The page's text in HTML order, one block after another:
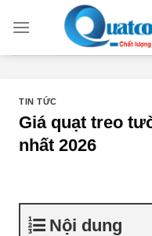
đến
TIN TỨC
Giá quạt treo
nhất 2026
Nội dung